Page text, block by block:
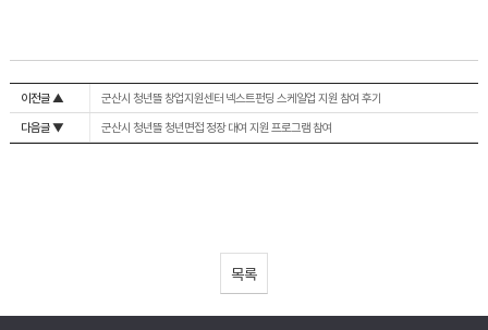
이전글 ▲ 군산시 청년뜰 창업지원센터 넥스트펀딩 스케일업 지원 참여 후기
다음글 ▼ 군산시 청년뜰 청년면접 정장 대여 지원 프로그램 참여
목록